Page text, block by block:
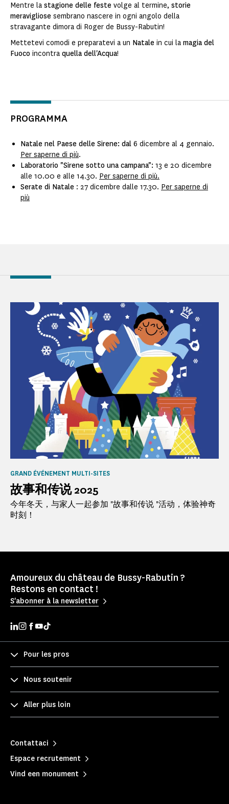
Mentre la stagione delle feste volge al termine, storie
meravigliose sembrano nascere in ogni angolo della
stravagante dimora di Roger de Bussy-Rabutin!
Mettetevi comodi e preparatevi a un Natale in cui la magia del
Fuoco incontra quella dell'Acqua!
PROGRAMMA
Natale nel Paese delle Sirene: dal 6 dicembre al 4 gennaio.
Per saperne di più.
Laboratorio "Sirene sotto una campana": 13 e 20 dicembre
alle 10.00 e alle 14.30. Per saperne di più.
Serate di Natale : 27 dicembre dalle 17.30. Per saperne di
più
故事和传说 2025
GRAND ÉVÉNEMENT MULTI-SITES
今年冬天，与家人一起参加 "故事和传说 "活动，体验神奇
时刻！
Amoureux du château de Bussy-Rabutin ?
Restons en contact !
S'abonner à la newsletter
Pour les pros
Nous soutenir
Aller plus loin
Contattaci
Espace recrutement
Vind een monument